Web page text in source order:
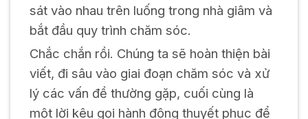
sát vào nhau trên luống trong nhà giâm và
bắt đầu quy trình chăm sóc.
Chắc chắn rồi. Chúng ta sẽ hoàn thiện bài
viết, đi sâu vào giai đoạn chăm sóc và xử
lý các vấn đề thường gặp, cuối cùng là
một lời kêu gọi hành động thuyết phục để